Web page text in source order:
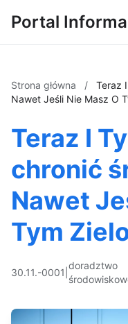
Portal
Strona główna /
Teraz
Nawet Jeśli Nie Masz O
Teraz I
chronić
Nawet
Tym
30.11.-0001
doradztwo